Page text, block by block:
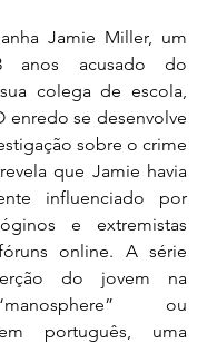
Jamie Miller, um
anos acusado do
colega de escola,
enredo se desenvolve
sobre o crime
que Jamie havia
influenciado por
e extremistas
online. A série
do jovem na
ou
português, uma